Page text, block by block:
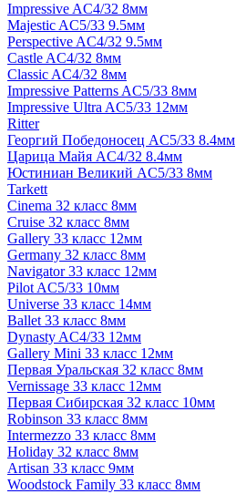
Impressive AC4/32 8мм
Majestic AC5/33 9.5мм
Perspective AC4/32 9.5мм
Castle AC4/32 8мм
Classic AC4/32 8мм
Impressive Patterns AC5/33 8мм
Impressive Ultra AC5/33 12мм
Ritter
Георгий Победоносец AC5/33 8.4мм
Царица Майя AC4/32 8.4мм
Юстиниан Великий AC5/33 8мм
Tarkett
Cinema 32 класс 8мм
Cruise 32 класс 8мм
Gallery 33 класс 12мм
Germany 32 класс 8мм
Navigator 33 класс 12мм
Pilot AC5/33 10мм
Universe 33 класс 14мм
Ballet 33 класс 8мм
Dynasty AC4/33 12мм
Gallery Mini 33 класс 12мм
Первая Уральская 32 класс 8мм
Vernissage 33 класс 12мм
Первая Сибирская 32 класс 10мм
Robinson 33 класс 8мм
Intermezzo 33 класс 8мм
Holiday 32 класс 8мм
Artisan 33 класс 9мм
Woodstock Family 33 класс 8мм